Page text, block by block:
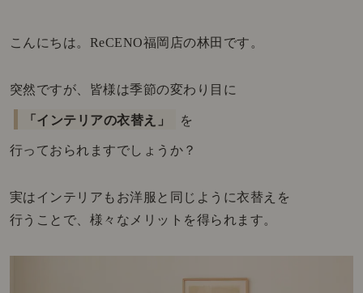
こんにちは。ReCENO福岡店の林田です。
突然ですが、皆様は季節の変わり目に
「インテリアの衣替え」 を
行っておられますでしょうか？
実はインテリアもお洋服と同じように衣替えを
行うことで、様々なメリットを得られます。